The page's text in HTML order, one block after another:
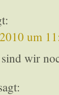
um
wir